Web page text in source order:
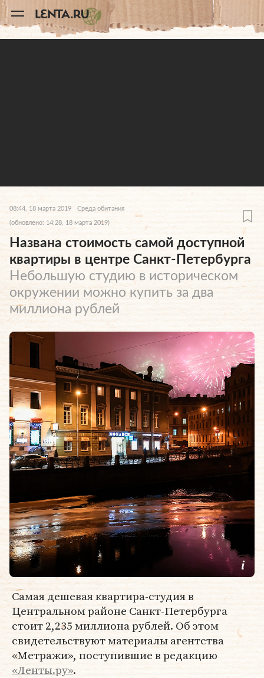
A
11
08:44, 18 марта 2019 Среда обитания
(обновлено: 14:28, 18 марта 2019)
Названа стоимость самой доступной
квартиры в центре Санкт-Петербурга
Небольшую студию в историческом
окружении можно купить за два
миллиона рублей
Самая дешевая квартира-студия в
Центральном районе Санкт-Петербурга
стоит 2,235 миллиона рублей. Об этом
свидетельствуют материалы агентства
«Метражи», поступившие в редакцию
«Ленты.ру».